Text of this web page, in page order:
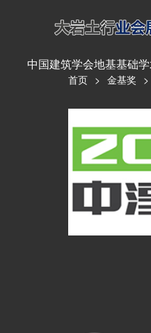
中国建筑学会地基基础学
首页 > 金基奖 >